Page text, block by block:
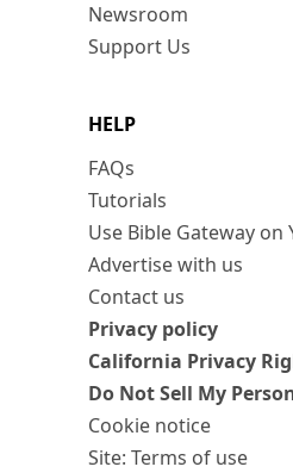
Newsroom
Support Us
HELP
FAQs
Tutorials
Use Bible Gateway on
Advertise with us
Contact us
Privacy policy
California Privacy
Do Not Sell My
Cookie notice
Site: Terms of use